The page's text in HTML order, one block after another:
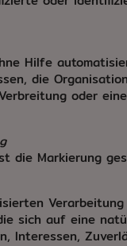
Hilfe
die
oder
die Markierung
sich auf eine
Interessen,